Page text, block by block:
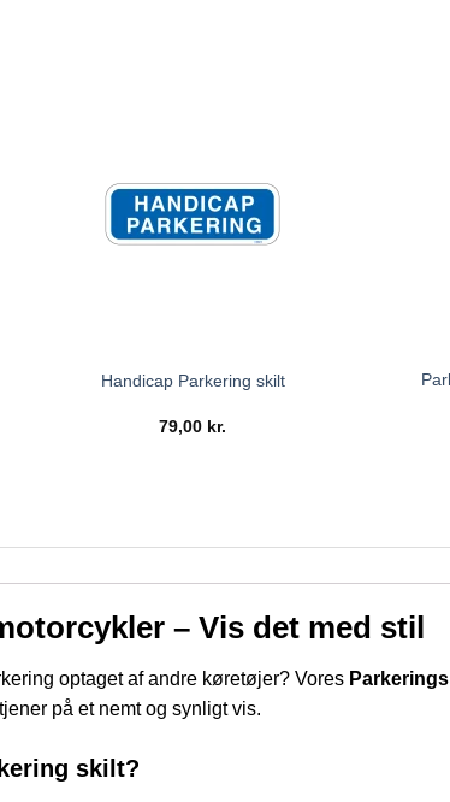
Handicap Parkering skilt
79,00 kr.
– Vis det med stil
optaget af andre køretøjer? Vores
på et nemt og synligt vis.
skilt?